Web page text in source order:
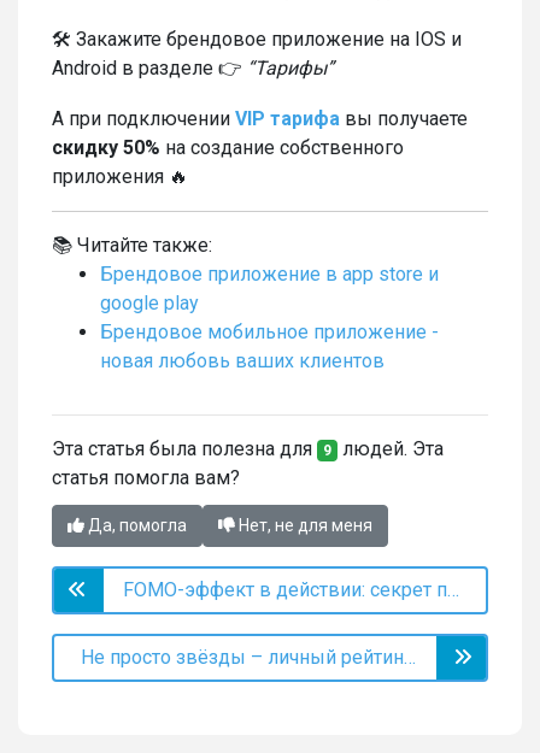
🛠️ Закажите брендовое приложение на IOS и
Android в разделе 👉 “Тарифы”
А при подключении VIP тарифа вы получаете
скидку 50% на создание собственного
приложения 🔥
📚 Читайте также:
Брендовое приложение в app store и
google play
Брендовое мобильное приложение -
новая любовь ваших клиентов
Эта статья была полезна для 9 людей. Эта
статья помогла вам?
Да, помогла Нет, не для меня
FOMO-эффект в действии: секрет продающей акции
Не просто звёзды – личный рейтинг специалиста